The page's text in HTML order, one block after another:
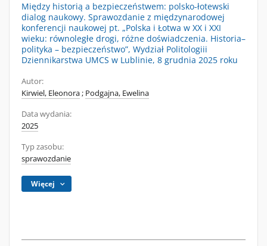
Między historią a bezpieczeństwem: polsko-łotewski
dialog naukowy. Sprawozdanie z międzynarodowej
konferencji naukowej pt. „Polska i Łotwa w XX i XXI
wieku: równoległe drogi, różne doświadczenia. Historia–
polityka – bezpieczeństwo”, Wydział Politologiii
Dziennikarstwa UMCS w Lublinie, 8 grudnia 2025 roku
Autor:
Kirwiel, Eleonora; Podgajna, Ewelina
Data wydania:
2025
Typ zasobu:
sprawozdanie
Więcej